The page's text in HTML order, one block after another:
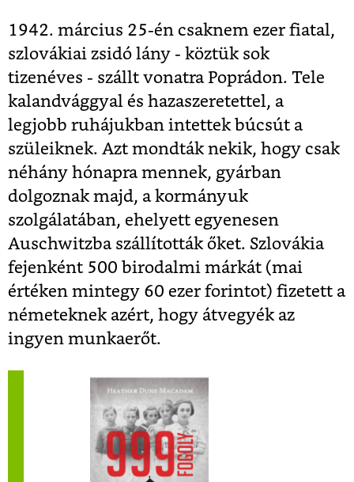
1942. március 25-én csaknem ezer fiatal,
szlovákiai zsidó lány - köztük sok
tizenéves - szállt vonatra Poprádon. Tele
kalandvággyal és hazaszeretettel, a
legjobb ruhájukban intettek búcsút a
szüleiknek. Azt mondták nekik, hogy csak
néhány hónapra mennek, gyárban
dolgoznak majd, a kormányuk
szolgálatában, ehelyett egyenesen
Auschwitzba szállították őket. Szlovákia
fejenként 500 birodalmi márkát (mai
értéken mintegy 60 ezer forintot) fizetett a
németeknek azért, hogy átvegyék az
ingyen munkaerőt.